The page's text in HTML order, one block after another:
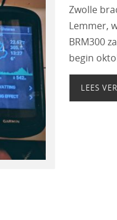
Zwolle
Lemmer,
BRM300
begin
LEES